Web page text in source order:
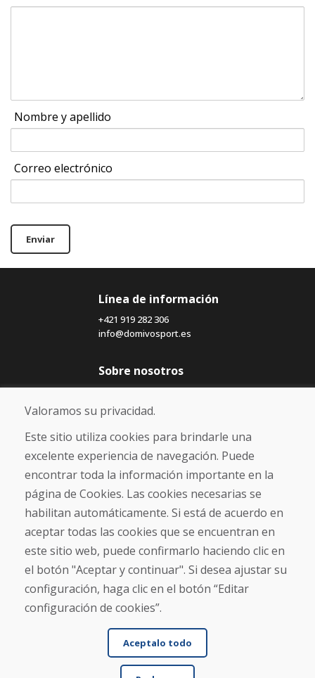
Nombre y apellido
Correo electrónico
Enviar
Línea de información
+421 919 282 306
info@domivosport.es
Sobre nosotros
Blog
Sobre nosotros
Comercio
Contacto
Compra
Tienda electrónica
Envío y pago
NORMAS DE RECLAMACIÓN
Devolución y cambio de mercancías
Política de privacidad
Cookies
Valoramos su privacidad.
Este sitio utiliza cookies para brindarle una
excelente experiencia de navegación. Puede
encontrar toda la información importante en la
página de Cookies. Las cookies necesarias se
habilitan automáticamente. Si está de acuerdo en
aceptar todas las cookies que se encuentran en
este sitio web, puede confirmarlo haciendo clic en
el botón "Aceptar y continuar". Si desea ajustar su
configuración, haga clic en el botón “Editar
configuración de cookies”.
Aceptalo todo